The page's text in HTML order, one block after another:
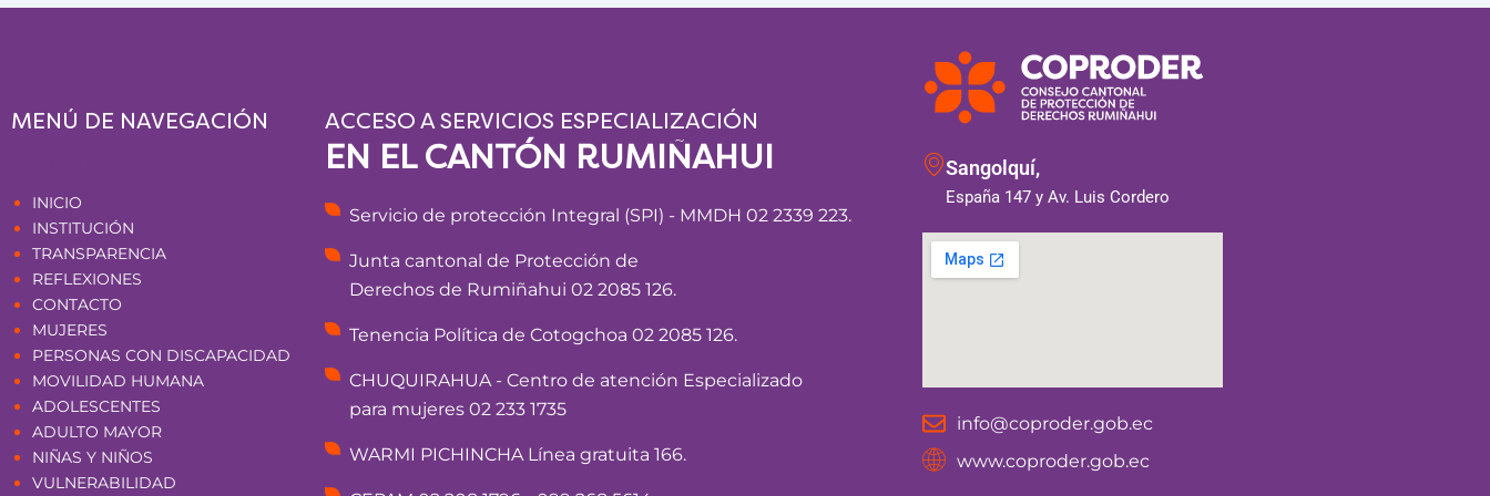
MENÚ DE NAVEGACIÓN
INICIO
INSTITUCIÓN
TRANSPARENCIA
REFLEXIONES
CONTACTO
MUJERES
PERSONAS CON DISCAPACIDAD
MOVILIDAD HUMANA
ADOLESCENTES
ADULTO MAYOR
NIÑAS Y NIÑOS
VULNERABILIDAD
ACCESO A SERVICIOS ESPECIALIZACIÓN
EN EL CANTÓN RUMIÑAHUI
Servicio de protección Integral (SPI) - MMDH 02 2339 223.
Junta cantonal de Protección de
Derechos de Rumiñahui 02 2085 126.
Tenencia Política de Cotogchoa 02 2085 126.
CHUQUIRAHUA - Centro de atención Especializado
para mujeres 02 233 1735
WARMI PICHINCHA Línea gratuita 166.
Sangolquí,
España 147 y Av. Luis Cordero
info@coproder.gob.ec
www.coproder.gob.ec